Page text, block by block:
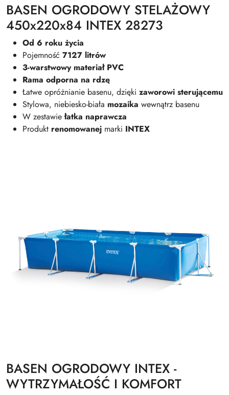
BASEN OGRODOWY STELAŻOWY
450x220x84 INTEX 28273
Od 6 roku życia
Pojemność 7127 litrów
3-warstwowy materiał PVC
Rama odporna na rdzę
Łatwe opróżnianie basenu, dzięki zaworowi sterującemu
Stylowa, niebiesko-biała mozaika wewnątrz basenu
W zestawiełatka naprawcza
Produkt renomowanej marki INTEX
BASEN OGRODOWY INTEX -
WYTRZYMAŁOŚĆ I KOMFORT